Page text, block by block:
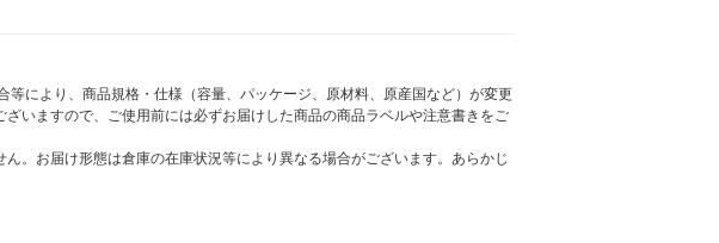
により、商品規格・仕様（容量、パッケージ、原材料、原産国など）が変更
いますので、ご使用前には必ずお届けした商品の商品ラベルや注意書きをご
。お届け形態は倉庫の在庫状況等により異なる場合がございます。あらかじ